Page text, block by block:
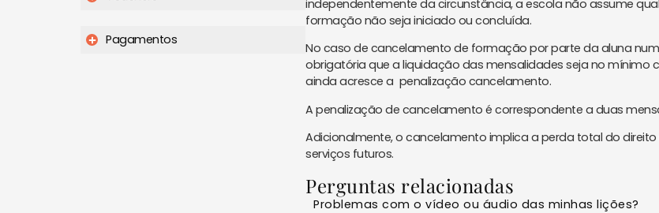
Pagamentos
independentemente da circunstância, a escola não assume
formação não seja iniciado ou concluída.
No caso de cancelamento de formação por parte da aluna
obrigatória que a liquidação das mensalidades seja no mínimo
ainda acresce a penalização cancelamento.
A penalização de cancelamento é correspondente a duas
Adicionalmente, o cancelamento implica a perda total do
serviços futuros.
Perguntas relacionadas
Problemas com o vídeo ou áudio das minhas lições?